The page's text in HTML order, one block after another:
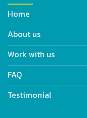
Home
About us
Work with us
FAQ
Testimonial